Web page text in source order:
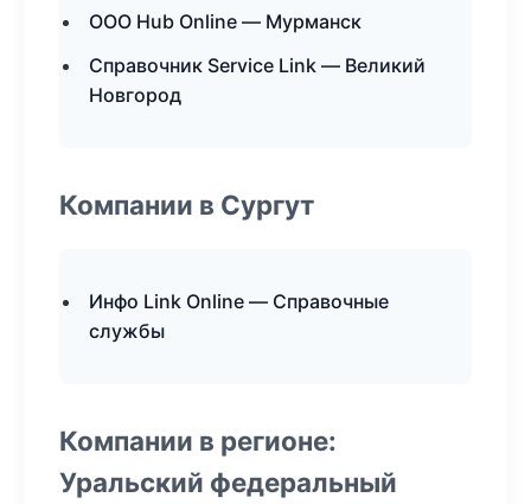
ООО Hub Online — Мурманск
Справочник Service Link — Великий
Новгород
Компании в Сургут
Инфо Link Online — Справочные
службы
Компании в регионе:
Уральский федеральный